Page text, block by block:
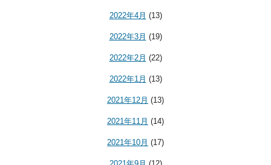
2022年4月 (13)
2022年3月 (19)
2022年2月 (22)
2022年1月 (13)
2021年12月 (13)
2021年11月 (14)
2021年10月 (17)